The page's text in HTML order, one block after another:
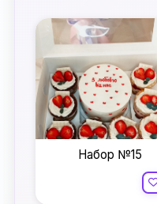
Набор №15